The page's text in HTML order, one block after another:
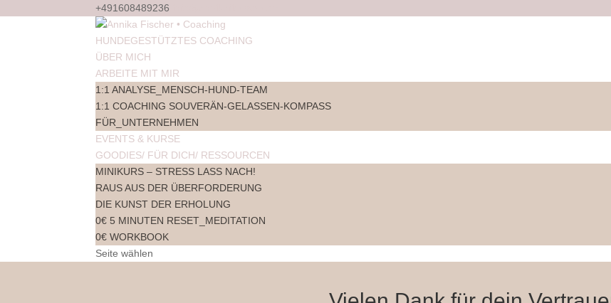
+491608489236
HUNDEGESTÜTZTES COACHING
ÜBER MICH
ARBEITE MIT MIR
1:1 ANALYSE_MENSCH-HUND-TEAM
1:1 COACHING SOUVERÄN-GELASSEN-KOMPASS
FÜR_UNTERNEHMEN
EVENTS & KURSE
GOODIES/ FÜR DICH/ RESSOURCEN
MINIKURS – STRESS LASS NACH!
RAUS AUS DER ÜBERFORDERUNG
DIE KUNST DER ERHOLUNG
0€ 5 MINUTEN RESET_MEDITATION
0€ WORKBOOK
Seite wählen